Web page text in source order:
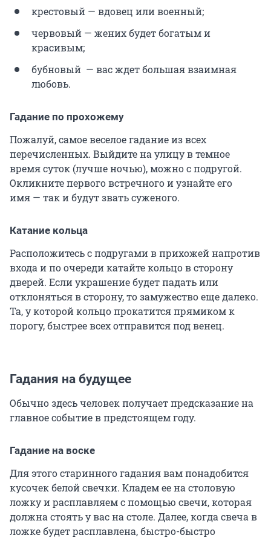
крестовый — вдовец или военный;
червовый — жених будет богатым и
красивым;
бубновый — вас ждет большая взаимная
любовь.
Гадание по прохожему
Пожалуй, самое веселое гадание из всех
перечисленных. Выйдите на улицу в темное
время суток (лучше ночью), можно с подругой.
Окликните первого встречного и узнайте его
имя — так и будут звать суженого.
Катание кольца
Расположитесь с подругами в прихожей напротив
входа и по очереди катайте кольцо в сторону
дверей. Если украшение будет падать или
отклоняться в сторону, то замужество еще далеко.
Та, у которой кольцо прокатится прямиком к
порогу, быстрее всех отправится под венец.
Гадания на будущее
Обычно здесь человек получает предсказание на
главное событие в предстоящем году.
Гадание на воске
Для этого старинного гадания вам понадобится
кусочек белой свечки. Кладем ее на столовую
ложку и расплавляем с помощью свечи, которая
должна стоять у вас на столе. Далее, когда свеча в
ложке будет расплавлена, быстро-быстро